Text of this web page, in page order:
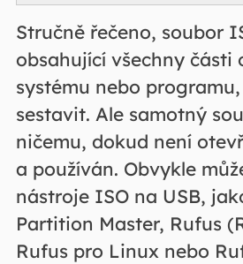
Stručně řečeno, soubor
obsahující všechny části
systému nebo
sestavit. Ale samotný
ničemu, dokud není
a používán. Obvykle
nástroje ISO na USB,
Partition Master, Rufus
Rufus pro Linux nebo